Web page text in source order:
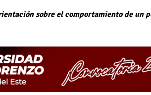
sobre el comportamiento de un